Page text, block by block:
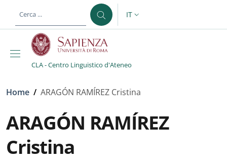
al contenuto principale
SELETTORE LINGUA:
IT
CLA - Centro Linguistico d'Ateneo
Briciole di pane
Home / ARAGÓN RAMÍREZ Cristina
ARAGÓN RAMÍREZ
Cristina